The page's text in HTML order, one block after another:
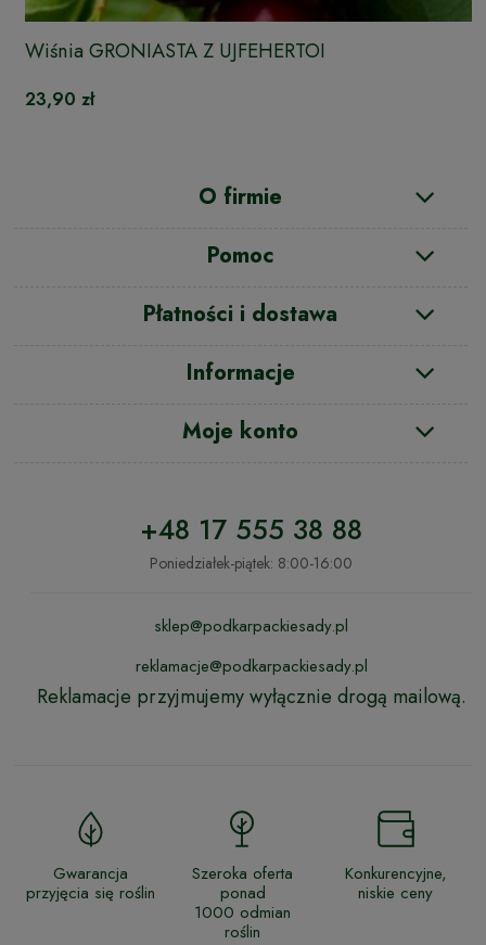
Wiśnia GRONIASTA Z UJFEHERTOI
23,90 zł
O firmie
Pomoc
Płatności i dostawa
Informacje
Moje konto
+48 17 555 38 88
Poniedziałek-piątek: 8:00-16:00
sklep@podkarpackiesady.pl
reklamacje@podkarpackiesady.pl
Reklamacje przyjmujemy wyłącznie drogą mailową.
Gwarancja
przyjęcia się roślin
Szeroka oferta
ponad
1000 odmian
roślin
Konkurencyjne,
niskie ceny